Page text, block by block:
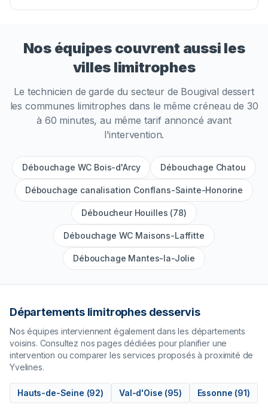
Nos équipes couvrent aussi les
villes limitrophes
Le technicien de garde du secteur de Bougival dessert
les communes limitrophes dans le même créneau de 30
à 60 minutes, au même tarif annoncé avant
l'intervention.
Débouchage WC Bois-d'Arcy Débouchage Chatou
Débouchage canalisation Conflans-Sainte-Honorine
Déboucheur Houilles (78)
Débouchage WC Maisons-Laffitte
Débouchage Mantes-la-Jolie
Départements limitrophes desservis
Nos équipes interviennent également dans les départements
voisins. Consultez nos pages dédiées pour planifier une
intervention ou comparer les services proposés à proximité de
Yvelines.
Hauts-de-Seine (92) Val-d'Oise (95) Essonne (91)